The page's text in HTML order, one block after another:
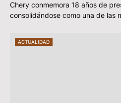
Chery conmemora 18 años de
consolidándose como una de las
ACTUALIDAD